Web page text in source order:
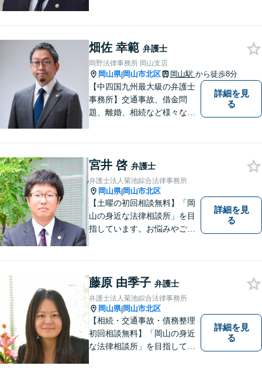
相談ください。依頼者さまの
サポートができるよう努めて
まいります。
畑佐 幸範 弁護士
岡野法律事務所 岡山支店
岡山県|岡山市北区 岡山駅 から徒歩8分
【中四国九州最大級の弁護士
事務所】交通事故、借金問
題、離婚、相続など様々な問
い！
詳細を見
る
宮井 啓 弁護士
弁護士法人菊池綜合法律事務所
岡山県|岡山市北区
【土曜の初回相談無料】「岡
山の身近な法律相談所」を目
指しています。お悩みやご不
でも構いません。お気軽にご
相談ください。【土曜日も受
付可能】【専用駐車場あり】
詳細を見
る
藤原 由季子 弁護士
弁護士法人菊池綜合法律事務所
岡山県|岡山市北区
【相続・交通事故・債務整理
初回相談無料】「岡山の身近
な法律相談所」を目指してい
詳細を見
る